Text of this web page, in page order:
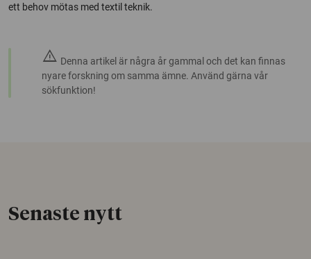
ett behov mötas med textil teknik.
warning Denna artikel är några år gammal och det kan finnas
nyare forskning om samma ämne. Använd gärna vår
sökfunktion!
Senaste nytt